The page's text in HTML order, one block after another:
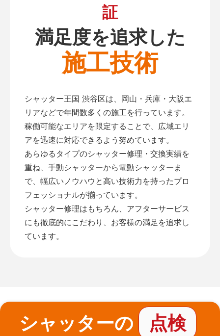
証
満足度を追求した
施工技術
シャッター王国 渋谷区は、岡山・兵庫・大阪エ
リアなどで年間数多くの施工を行っています。
稼働可能なエリアを限定することで、広域エリ
アを迅速に対応できるよう努めています。
あらゆるタイプのシャッター修理・交換実績を
重ね、手動シャッターから電動シャッターま
で、幅広いノウハウと高い技術力を持ったプロ
フェッショナルが揃っています。
シャッター修理はもちろん、アフターサービス
にも徹底的にこだわり、お客様の満足を追求し
ています。
シャッターの
点検